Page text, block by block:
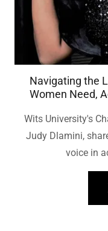
Navigating the
Women Need,
Wits University's
Judy Dlamini,
voice in